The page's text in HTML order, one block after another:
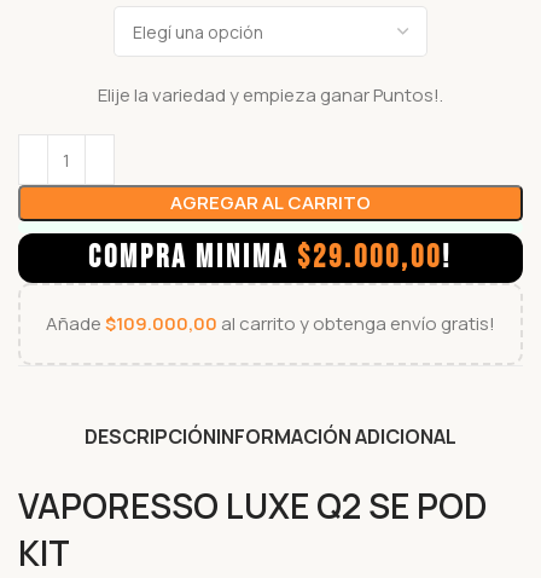
Elije la variedad y empieza ganarPuntos!.
AGREGAR AL CARRITO
COMPRA MINIMA $29.000,00!
Añade$109.000,00 al carrito y obtenga envío gratis!
DESCRIPCIÓNINFORMACIÓN ADICIONAL
VAPORESSO LUXE Q2 SE POD
KIT